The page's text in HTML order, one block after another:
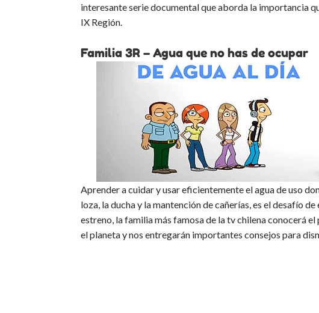
interesante serie documental que aborda la importancia
IX Región.
Familia 3R – Agua que no has de ocupar
Aprender a cuidar y usar eficientemente el agua de uso
loza, la ducha y la mantención de cañerías, es el desafío
estreno, la familia más famosa de la tv chilena conocerá
el planeta y nos entregarán importantes consejos para